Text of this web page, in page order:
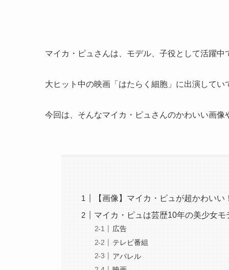
マイカ・ピュさんは、モデル、子役として活躍中
大ヒット中の映画「はたらく細胞」に出演して
今回は、そんなマイカ・ピュさんのかわいい画
【画像】マイカ・ピュが超かわいい
マイカ・ピュは芸歴10年の美少女モ
広告
テレビ番組
アパレル